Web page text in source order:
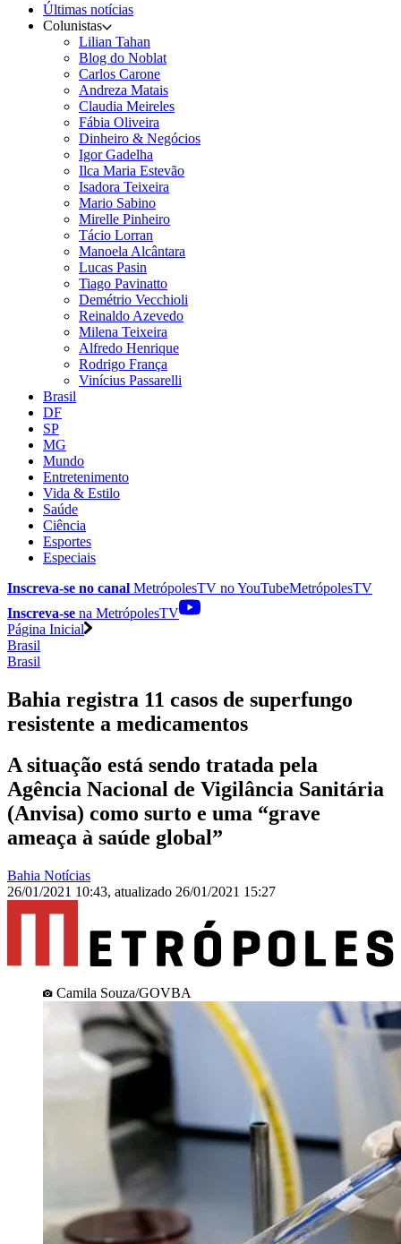
Últimas notícias
Colunistas
Lilian Tahan
Blog do Noblat
Carlos Carone
Andreza Matais
Claudia Meireles
Fábia Oliveira
Dinheiro & Negócios
Igor Gadelha
Ilca Maria Estevão
Isadora Teixeira
Mario Sabino
Mirelle Pinheiro
Tácio Lorran
Manoela Alcântara
Lucas Pasin
Tiago Pavinatto
Demétrio Vecchioli
Reinaldo Azevedo
Milena Teixeira
Alfredo Henrique
Rodrigo França
Vinícius Passarelli
Brasil
DF
SP
MG
Mundo
Entretenimento
Vida & Estilo
Saúde
Ciência
Esportes
Especiais
Inscreva-se no canal MetrópolesTV noYouTubeMetrópolesTV
Inscreva-se na MetrópolesTV
Página Inicial
Brasil
Brasil
Bahia registra 11 casos de superfungo
resistente a medicamentos
A situação está sendo tratada pela
Agência Nacional de Vigilância Sanitária
(Anvisa) como surto e uma “grave
ameaça à saúde global”
Bahia Notícias
26/01/2021 10:43, atualizado 26/01/2021 15:27
Camila Souza/GOVBA